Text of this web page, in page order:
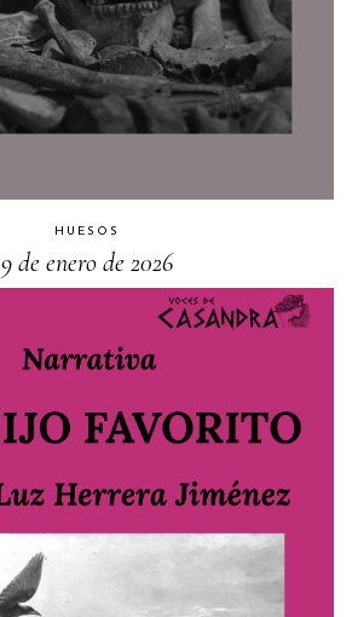
HUESOS
9 de enero de 2026